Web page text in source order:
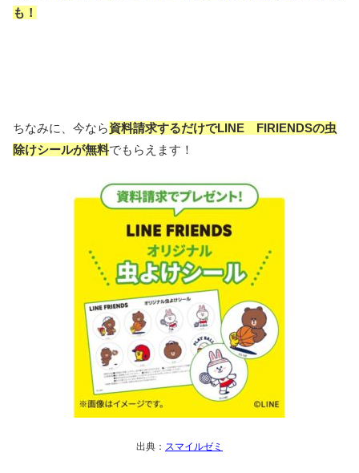
も！
ちなみに、今なら資料請求するだけでLINE FIRIENDSの虫
除けシールが無料でもらえます！
出典： スマイルゼミ